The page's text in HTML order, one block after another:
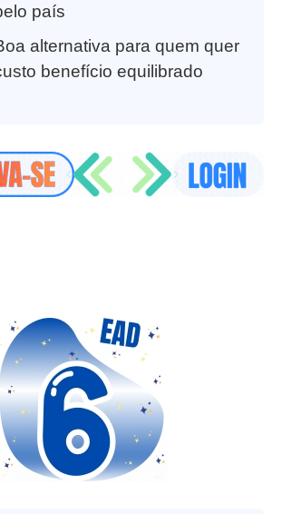
país
alternativa para quem quer
benefício equilibrado